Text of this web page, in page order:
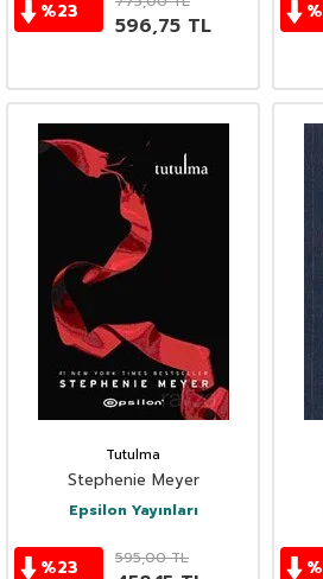
%23
596,75 TL
%
Tutulma
Stephenie Meyer
Epsilon Yayınları
%23 595,00TL %